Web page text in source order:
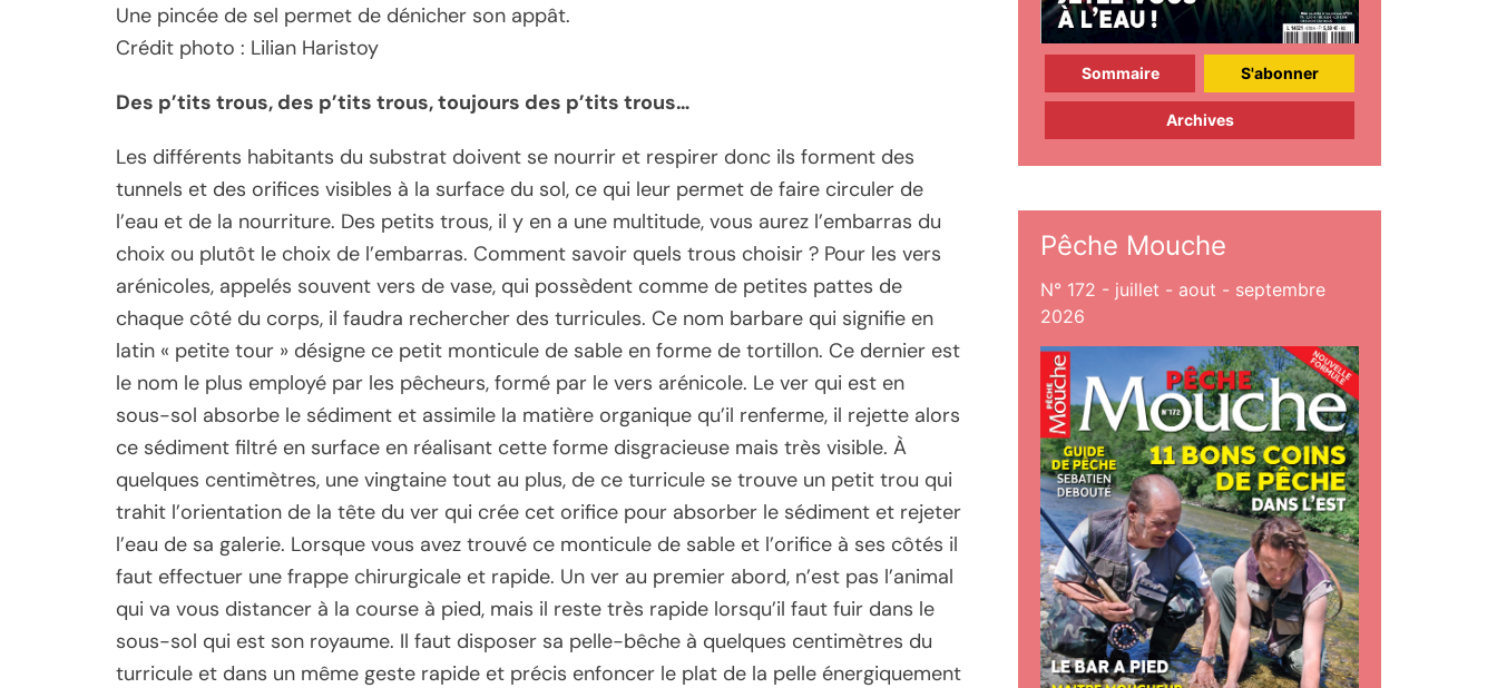
Une pincée de sel permet de dénicher son appât.
Crédit photo : Lilian Haristoy
Des p’tits trous, des p’tits trous, toujours des p’tits trous…
Les différents habitants du substrat doivent se nourrir et respirer donc ils forment des
tunnels et des orifices visibles à la surface du sol, ce qui leur permet de faire circuler de
l’eau et de la nourriture. Des petits trous, il y en a une multitude, vous aurez l’embarras du
choix ou plutôt le choix de l’embarras. Comment savoir quels trous choisir ? Pour les vers
arénicoles, appelés souvent vers de vase, qui possèdent comme de petites pattes de
chaque côté du corps, il faudra rechercher des turricules. Ce nom barbare qui signifie en
latin « petite tour » désigne ce petit monticule de sable en forme de tortillon. Ce dernier est
le nom le plus employé par les pêcheurs, formé par le vers arénicole. Le ver qui est en
sous-sol absorbe le sédiment et assimile la matière organique qu’il renferme, il rejette alors
ce sédiment filtré en surface en réalisant cette forme disgracieuse mais très visible. À
quelques centimètres, une vingtaine tout au plus, de ce turricule se trouve un petit trou qui
trahit l’orientation de la tête du ver qui crée cet orifice pour absorber le sédiment et rejeter
l’eau de sa galerie. Lorsque vous avez trouvé ce monticule de sable et l’orifice à ses côtés il
faut effectuer une frappe chirurgicale et rapide. Un ver au premier abord, n’est pas l’animal
qui va vous distancer à la course à pied, mais il reste très rapide lorsqu’il faut fuir dans le
sous-sol qui est son royaume. Il faut disposer sa pelle-bêche à quelques centimètres du
turricule et dans un même geste rapide et précis enfoncer le plat de la pelle énergiquement
Sommaire S'abonner
Archives
Pêche Mouche
N° 172 - juillet - aout - septembre
2026